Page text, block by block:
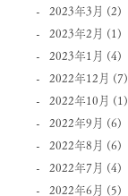
2023年3月 (2)
2023年2月 (1)
2023年1月 (4)
2022年12月 (7)
2022年10月 (1)
2022年9月 (6)
2022年8月 (6)
2022年7月 (4)
2022年6月 (5)